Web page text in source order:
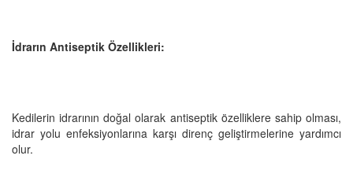
İdrarın Antiseptik Özellikleri:
Kedilerin idrarının doğal olarak antiseptik özelliklere sahip olması,
idrar yolu enfeksiyonlarına karşı direnç geliştirmelerine yardımcı
olur.